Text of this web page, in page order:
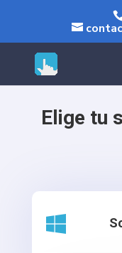
Elige tu
